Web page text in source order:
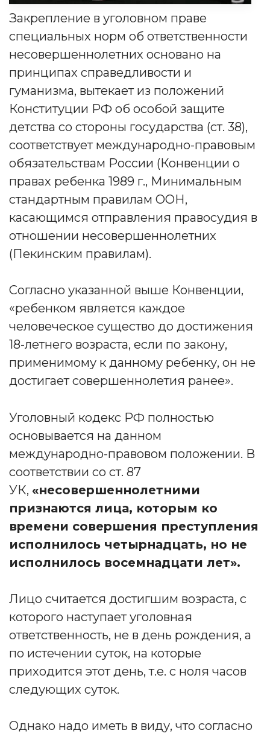
Закрепление в уголовном праве
специальных норм об ответственности
несовершеннолетних основано на
принципах справедливости и
гуманизма, вытекает из положений
Конституции РФ об особой защите
детства со стороны государства (ст. 38),
соответствует международно-правовым
обязательствам России (Конвенции о
правах ребенка 1989 г., Минимальным
стандартным правилам ООН,
касающимся отправления правосудия в
отношении несовершеннолетних
(Пекинским правилам).
Согласно указанной выше Конвенции,
«ребенком является каждое
человеческое существо до достижения
18-летнего возраста, если по закону,
применимому к данному ребенку, он не
достигает совершеннолетия ранее».
Уголовный кодекс РФ полностью
основывается на данном
международно-правовом положении. В
соответствии со ст. 87
УК, «несовершеннолетними
признаются лица, которым ко
времени совершения преступления
исполнилось четырнадцать, но не
исполнилось восемнадцати лет».
Лицо считается достигшим возраста, с
которого наступает уголовная
ответственность, не в день рождения, а
по истечении суток, на которые
приходится этот день, т.е. с ноля часов
следующих суток.
Однако надо иметь в виду, что согласно